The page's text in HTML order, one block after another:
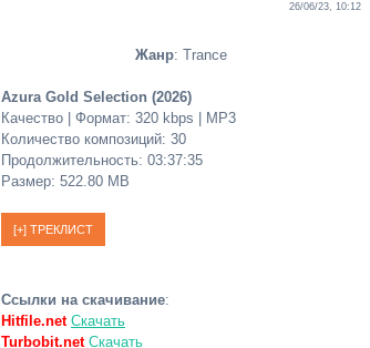
26/06/23, 10:12
Жанр: Trance
Azura Gold Selection (2026)
Качество | Формат: 320 kbps | MP3
Количество композиций: 30
Продолжительность: 03:37:35
Размер: 522.80 MB
Ссылки на скачивание:
Hitfile.net Скачать
Turbobit.net Скачать